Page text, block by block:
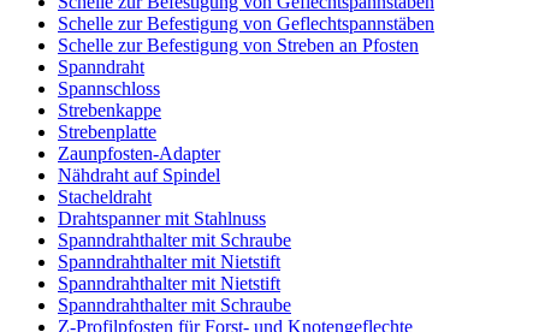
Schelle zur Befestigung von Geflechtspannstäben
Schelle zur Befestigung von Streben an Pfosten
Spanndraht
Spannschloss
Strebenkappe
Strebenplatte
Zaunpfosten-Adapter
Nähdraht auf Spindel
Stacheldraht
Drahtspanner mit Stahlnuss
Spanndrahthalter mit Schraube
Spanndrahthalter mit Nietstift
Spanndrahthalter mit Nietstift
Spanndrahthalter mit Schraube
Z-Profilpfosten für Forst- und Knotengeflechte